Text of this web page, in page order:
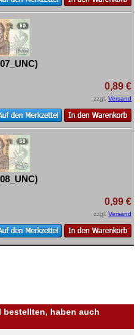
0,89 €
zzgl. Versand
0,99 €
zzgl. Versand
bestellten, haben auch